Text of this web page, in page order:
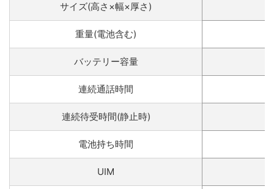
サイズ(高さ×幅×厚さ)
重量(電池含む)
バッテリー容量
連続通話時間
連続待受時間(静止時)
電池持ち時間
UIM